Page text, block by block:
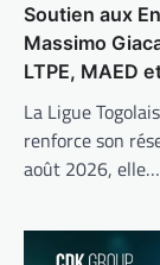
Soutien aux
Massimo
LTPE, MAED
La Ligue
renforce son
août 2026, elle…